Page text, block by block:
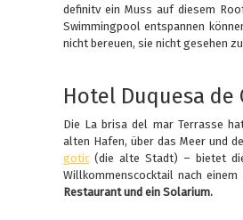
definitv ein Muss auf diesem
Swimmingpool entspannen
nicht bereuen, sie nicht gesehen
Hotel Duquesa de
Die La brisa del mar Terrasse
alten Hafen, über das Meer und
gotic(die alte Stadt) – bietet
Willkommenscocktail nach
Restaurant und ein Solarium.